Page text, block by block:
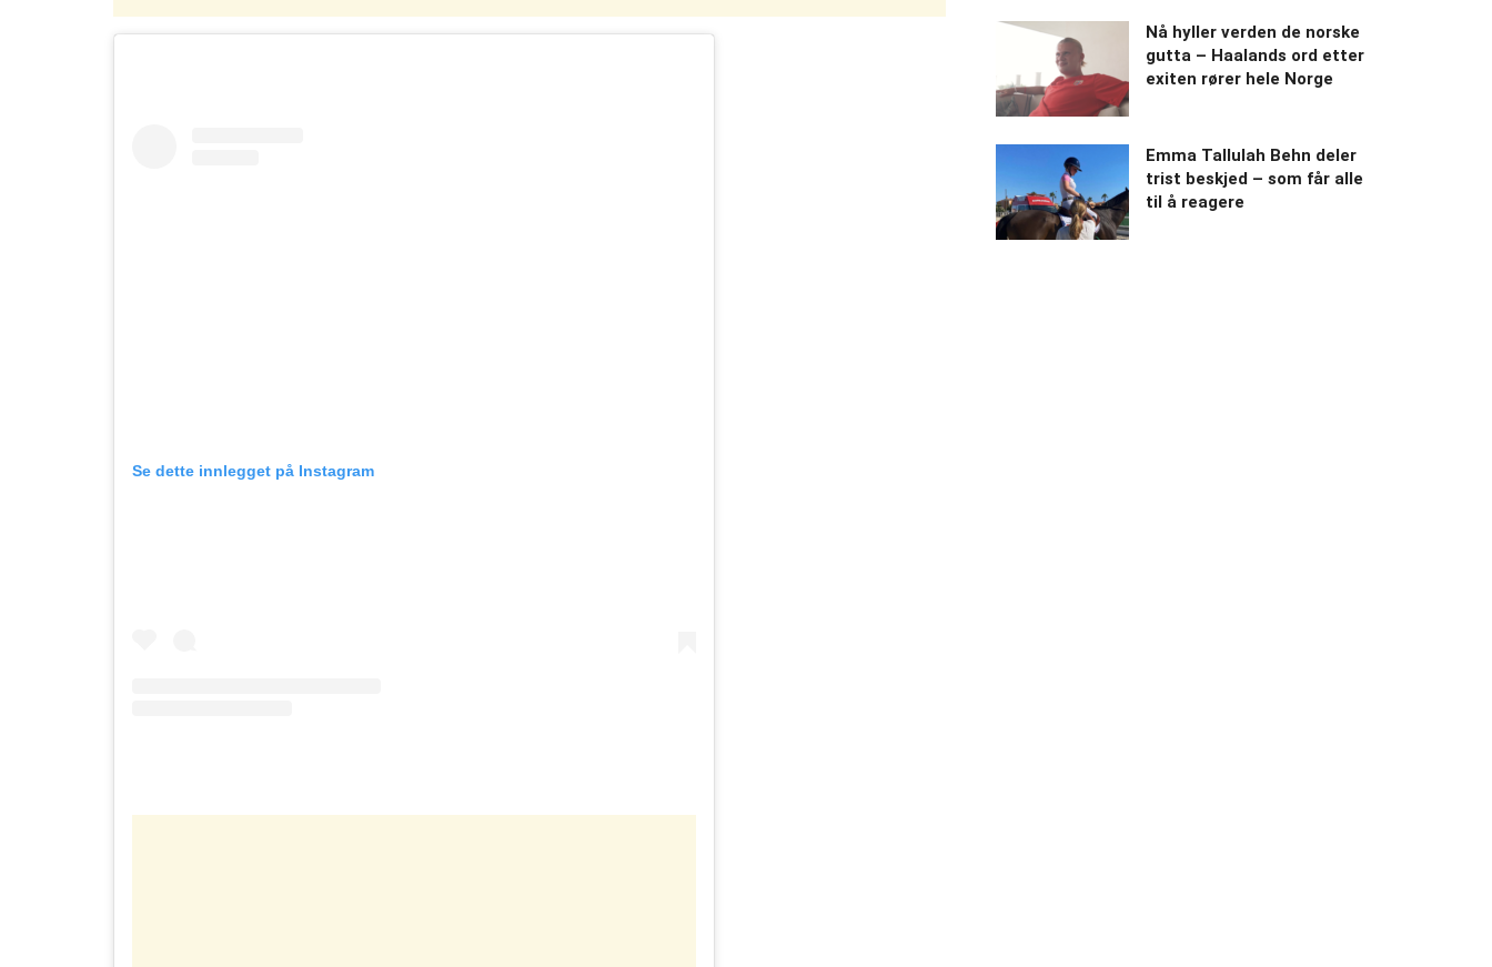
Se dette innlegget på Instagram
Nå hyller verden de norske
gutta – Haalands ord etter
exiten rører hele Norge
Emma Tallulah Behn deler
trist beskjed – som får alle
til å reagere